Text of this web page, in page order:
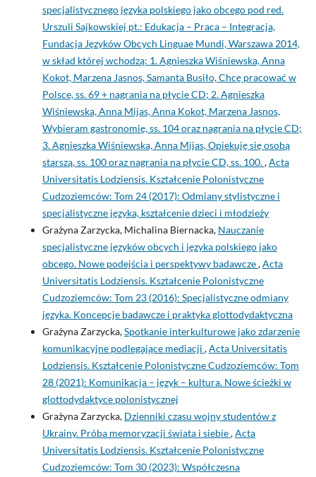
specjalistycznego języka polskiego jako obcego pod red.
Urszuli Sajkowskiej pt.: Edukacja – Praca – Integracja,
Fundacja Języków Obcych Linguae Mundi, Warszawa 2014,
w skład której wchodzą: 1. Agnieszka Wiśniewska, Anna
Kokot, Marzena Jasnos, Samanta Busiło, Chcę pracować w
Polsce, ss. 69 + nagrania na płycie CD; 2. Agnieszka
Wiśniewska, Anna Mijas, Anna Kokot, Marzena Jasnos,
Wybieram gastronomię, ss. 104 oraz nagrania na płycie CD;
3. Agnieszka Wiśniewska, Anna Mijas, Opiekuję się osobą
starszą, ss. 100 oraz nagrania na płycie CD, ss. 100.,Acta
Universitatis Lodziensis. Kształcenie Polonistyczne
Cudzoziemców: Tom 24 (2017): Odmiany stylistyczne i
specjalistyczne języka, kształcenie dzieci i młodzieży
Grażyna Zarzycka, Michalina Biernacka, Nauczanie
specjalistyczne języków obcych i języka polskiego jako
obcego. Nowe podejścia i perspektywy badawcze,Acta
Universitatis Lodziensis. Kształcenie Polonistyczne
Cudzoziemców: Tom 23 (2016): Specjalistyczne odmiany
języka. Koncepcje badawcze i praktyka glottodydaktyczna
Grażyna Zarzycka,Spotkanie interkulturowe jako zdarzenie
komunikacyjne podlegające mediacji ,Acta Universitatis
Lodziensis. Kształcenie Polonistyczne Cudzoziemców: Tom
28 (2021): Komunikacja – język – kultura. Nowe ścieżki w
glottodydaktyce polonistycznej
Grażyna Zarzycka, Dzienniki czasu wojny studentów z
Ukrainy. Próba memoryzacji świata i siebie,Acta
Universitatis Lodziensis. Kształcenie Polonistyczne
Cudzoziemców: Tom 30 (2023): Współczesna